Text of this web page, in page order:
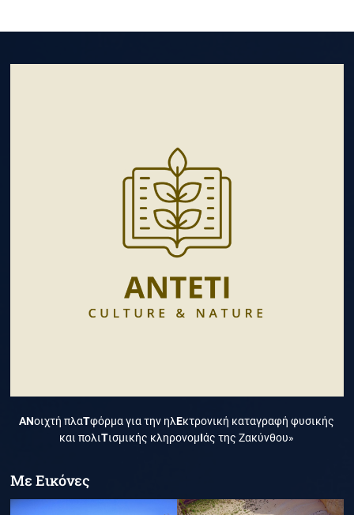
ΑΝοιχτή πλαΤφόρμα για την ηλΕκτρονική καταγραφή φυσικής
και πολιΤισμικής κληρονομΙάς της Ζακύνθου»
Με Εικόνες